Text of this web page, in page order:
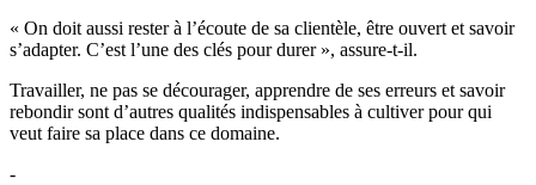
« On doit aussi rester à l’écoute de sa clientèle, être ouvert et savoir
s’adapter. C’est l’une des clés pour durer », assure-t-il.
Travailler, ne pas se décourager, apprendre de ses erreurs et savoir
rebondir sont d’autres qualités indispensables à cultiver pour qui
veut faire sa place dans ce domaine.
-